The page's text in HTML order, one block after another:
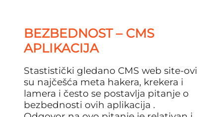
BEZBEDNOST – CMS
APLIKACIJA
Stastistički gledano CMS web site-ovi
su najčešća meta hakera, krekera i
lamera i često se postavlja pitanje o
bezbednosti ovih aplikacija .